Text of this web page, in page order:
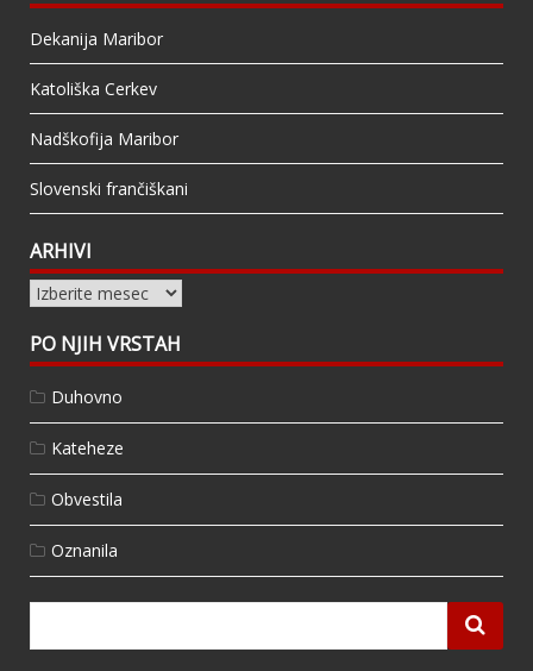
Dekanija Maribor
Katoliška Cerkev
Nadškofija Maribor
Slovenski frančiškani
ARHIVI
Arhivi
PO NJIH VRSTAH
Duhovno
Kateheze
Obvestila
Oznanila